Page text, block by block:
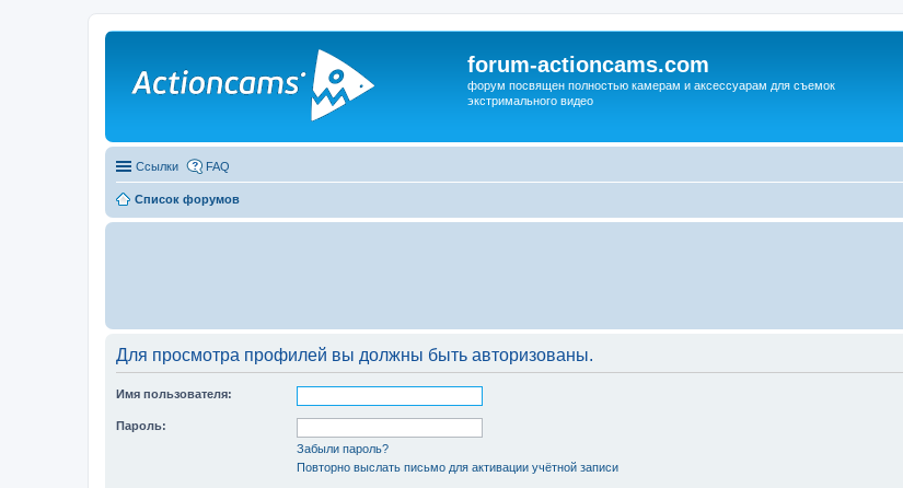
forum-actioncams.com
форум посвящен полностью камерам и аксессуарам для съемок
экстримального видео
Ссылки FAQ
Список форумов
Для просмотра профилей вы должны быть авторизованы.
Имя пользователя:
Пароль:
Забыли пароль?
Повторно выслать письмо для активации учётной записи